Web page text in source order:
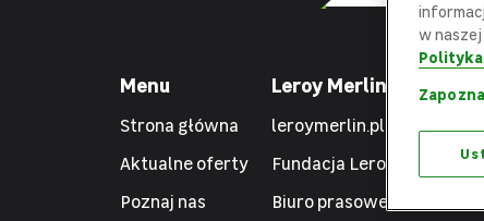
Menu
Strona główna
Aktualne oferty
Poznaj nas
Leroy Merlin
leroymerlin.pl
Fundacja Leroy Merlin
Biuro prasowe
w